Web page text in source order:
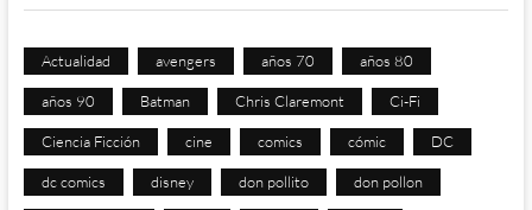
Actualidad avengers años 70 años 80
años 90 Batman Chris Claremont Ci-Fi
Ciencia Ficción cine comics cómic DC
dc comics disney don pollito don pollon